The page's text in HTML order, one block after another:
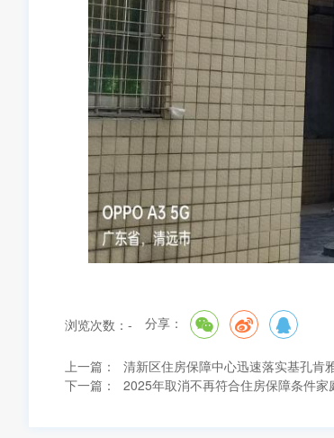
浏览次数： - 分享：
上一篇：
清新区住房保障中心迅速落实基孔肯
下一篇：
2025年取消不再符合住房保障条件家